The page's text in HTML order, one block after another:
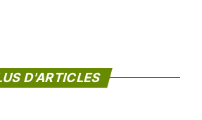
D'ARTICLES